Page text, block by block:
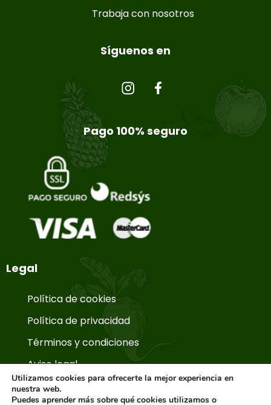
Trabaja con nosotros
Síguenos en
Pago 100% seguro
Legal
Política de cookies
Política de privacidad
Términos y condiciones
Aviso legal
© Copyright 2026. La Huerta de Aranjuez.
Utilizamos cookies para ofrecerte la mejor experiencia en
nuestra web.
Puedes aprender más sobre qué cookies utilizamos o